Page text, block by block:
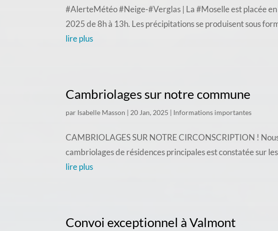
#AlerteMétéo #Neige-#Verglas | La #Moselle est placée
2025 de 8h à 13h. Les précipitations se produisent sous
lire plus
Cambriolages sur notre commune
par Isabelle Masson | 20 Jan, 2025 | Informations importantes
CAMBRIOLAGES SUR NOTRE CIRCONSCRIPTION !
cambriolages de résidences principales est constatée sur
lire plus
Convoi exceptionnel à Valmont